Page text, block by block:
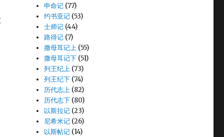
申命记 (77)
约书亚记 (53)
士师记 (44)
路得记 (7)
撒母耳记上 (55)
撒母耳记下 (51)
列王纪上 (73)
列王纪下 (74)
历代志上 (82)
历代志下 (80)
以斯拉记 (23)
尼希米记 (26)
以斯帖记 (14)